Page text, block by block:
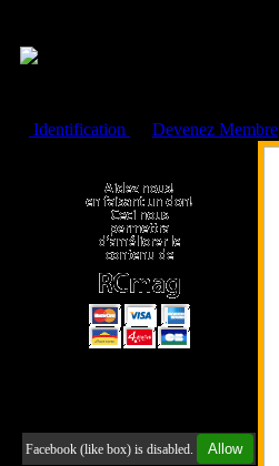
Identification
Devenez Membre
Facebook (like box) is disabled. Allow